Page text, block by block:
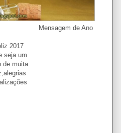
de Ano
2017
seja um
de muita